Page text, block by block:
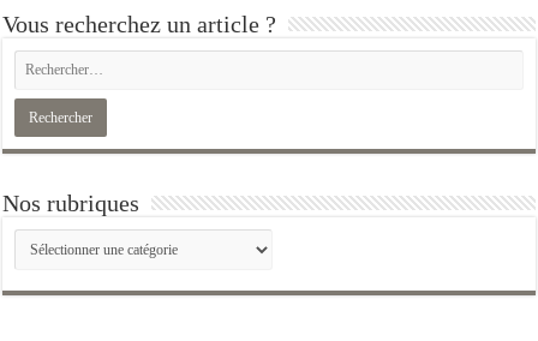
Vous recherchez un article ?
Nos rubriques
Nos
rubriques